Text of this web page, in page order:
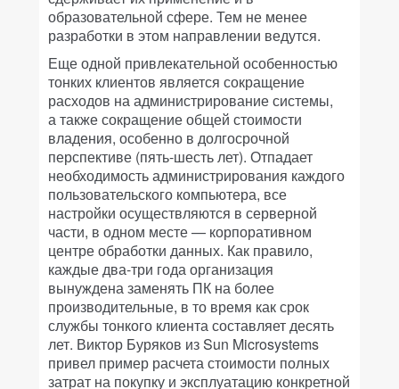
образовательной сфере. Тем не менее
разработки в этом направлении ведутся.
Еще одной привлекательной особенностью
тонких клиентов является сокращение
расходов на администрирование системы,
а также сокращение общей стоимости
владения, особенно в долгосрочной
перспективе (пять-шесть лет). Отпадает
необходимость администрирования каждого
пользовательского компьютера, все
настройки осуществляются в серверной
части, в одном месте — корпоративном
центре обработки данных. Как правило,
каждые два-три года организация
вынуждена заменять ПК на более
производительные, в то время как срок
службы тонкого клиента составляет десять
лет. Виктор Буряков из Sun Microsystems
привел пример расчета стоимости полных
затрат на покупку и эксплуатацию конкретной